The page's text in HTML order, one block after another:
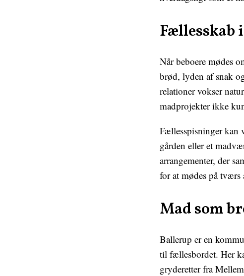
Fællesskab
Når beboere mødes
brød, lyden af snak
relationer vokser
madprojekter ikke
Fællesspisninger kan
gården eller et
arrangementer, der
for at mødes på tværs
Mad som
Ballerup er en
til fællesbordet. Her
gryderetter fra